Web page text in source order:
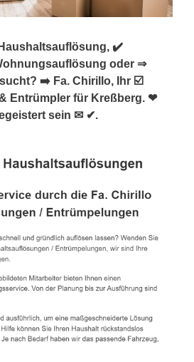
✔️
oder ⇒
➡️ Fa. Chirillo, Ihr ☑️
Entrümpler für Kreßberg. ❤
sein ✉ ✔.